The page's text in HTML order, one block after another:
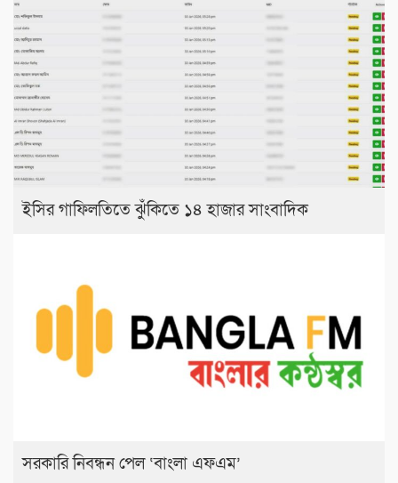
ইসির গাফিলতিতে ঝুঁকিতে ১৪ হাজার সাংবাদিক
সরকারি নিবন্ধন পেল ‘বাংলা এফএম’